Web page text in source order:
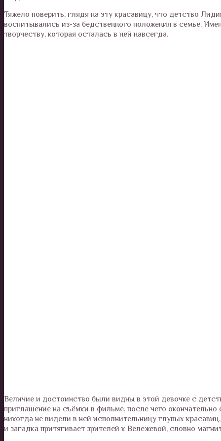
Тяжело поверить, глядя на эту красавицу, что детство
воспитывались из-за бедственного положения в семье.
творчеству, которая осталась в ней навсегда.
Величие и достоинство были видны в этой девочке с
приглашение на съёмки в фильме, после чего
никогда не видели в ней исполнительницу глупых
и загадка притягивает зрителей к Вележевой, словно